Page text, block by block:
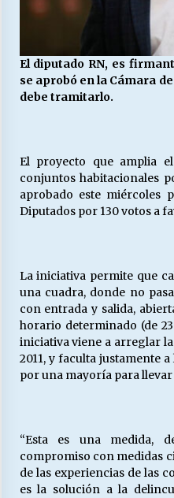
Releyendo la
cuestión
16/05/2026
¿Asesores
18/04/2026
06/04/2026
El diputado RN, es
se aprobó en la Cámara
debe tramitarlo.
El proyecto que amplia
conjuntos habitacionales
aprobado este miércoles
Diputados por 130 votos a
La iniciativa permite que
una cuadra, donde no
con entrada y salida,
horario determinado (de
iniciativa viene a arreglar
2011, y faculta justamente
por una mayoría para llevar
“Esta es una medida,
compromiso con medidas
de las experiencias de las
es la solución a la